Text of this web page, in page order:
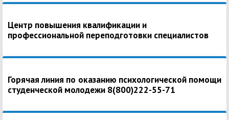
Центр повышения квалификации и
профессиональной переподготовки специалистов
Горячая линия по оказанию психологической помощи
студенческой молодежи 8(800)222-55-71